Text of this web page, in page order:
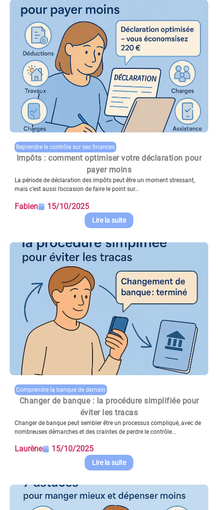
Reprendre le contrôle sur ses finances
Impôts : comment optimiser votre déclaration pour
payer moins
La période de déclaration des impôts peut être un moment stressant,
mais c’est aussi l’occasion de faire le point sur...
Fabien 15/10/2025
Lire la suite
Comprendre la banque de demain
Changer de banque : la procédure simplifiée pour
éviter les tracas
Changer de banque peut sembler être un processus compliqué, avec de
nombreuses démarches et des craintes de perdre le contrôle...
Laurène 15/10/2025
Lire la suite